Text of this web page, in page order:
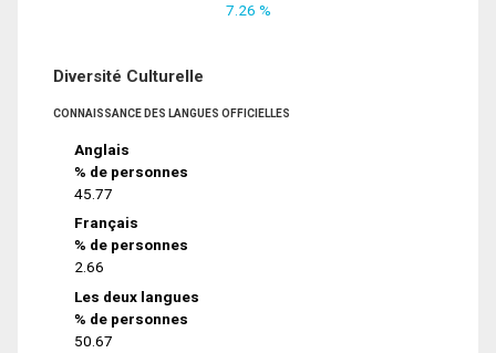
7.26 %
Diversité Culturelle
CONNAISSANCE DES LANGUES OFFICIELLES
Anglais
% de personnes
45.77
Français
% de personnes
2.66
Les deux langues
% de personnes
50.67